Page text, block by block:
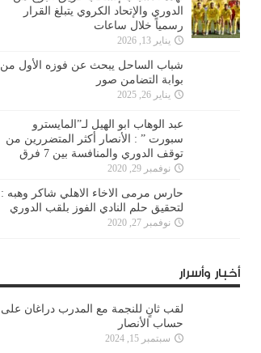
الدوري والإتحاد الكروي يتبلغ القرار
رسمياً خلال ساعات
يناير 13, 2026
شباب الساحل يبحث عن فوزه الأول من
بوابة التضامن صور
يناير 26, 2025
عبد الوهاب ابو الهيل لـ”المايسترو
سبورت ” : الأنصار أكثر المتضررين من
توقف الدوري والمنافسة بين 7 فرق
نوفمبر 29, 2020
حارس مرمى الاخاء الاهلي شاكر وهبه :
لتحقيق حلم النادي الفوز بلقب الدوري
نوفمبر 27, 2020
أخبار وأسرار
لقب ثانٍ للنجمة مع المدرب دراغان على
حساب الأنصار
سبتمبر 15, 2024